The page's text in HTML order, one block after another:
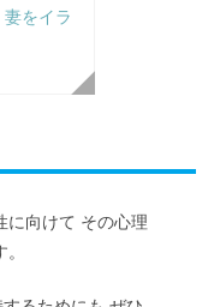
妻をイラ
に向けて その心理